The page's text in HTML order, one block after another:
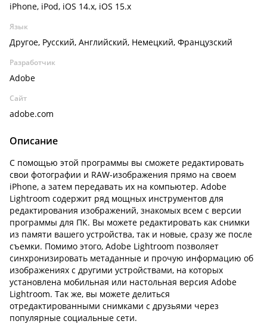
iPhone, iPod, iOS 14.x, iOS 15.x
Язык
Другое, Русский, Английский, Немецкий, Французский
Разработчик
Adobe
Сайт
adobe.com
Описание
С помощью этой программы вы сможете редактировать
свои фотографии и RAW-изображения прямо на своем
iPhone, а затем передавать их на компьютер. Adobe
Lightroom содержит ряд мощных инструментов для
редактирования изображений, знакомых всем с версии
программы для ПК. Вы можете редактировать как снимки
из памяти вашего устройства, так и новые, сразу же после
съемки. Помимо этого, Adobe Lightroom позволяет
синхронизировать метаданные и прочую информацию об
изображениях с другими устройствами, на которых
установлена мобильная или настольная версия Adobe
Lightroom. Так же, вы можете делиться
отредактированными снимками с друзьями через
популярные социальные сети.